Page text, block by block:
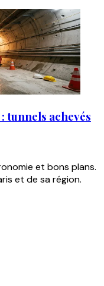
tunnels achevés
et bons plans.
et de sa région.